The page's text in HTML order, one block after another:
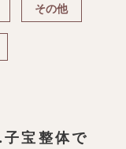
その他
宝整体で